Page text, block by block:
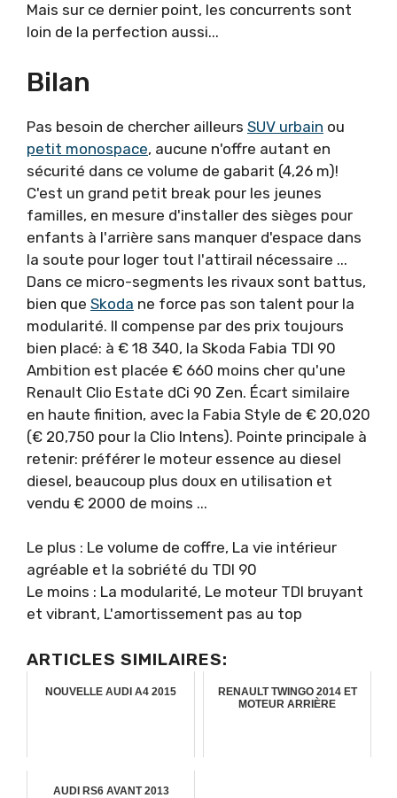
Mais sur ce dernier point, les concurrents sont
loin de la perfection aussi...
Bilan
Pas besoin de chercher ailleurs SUV urbain ou
petit monospace, aucune n'offre autant en
sécurité dans ce volume de gabarit (4,26 m)!
C'est un grand petit break pour les jeunes
familles, en mesure d'installer des sièges pour
enfants à l'arrière sans manquer d'espace dans
la soute pour loger tout l'attirail nécessaire ...
Dans ce micro-segments les rivaux sont battus,
bien que Skoda ne force pas son talent pour la
modularité. Il compense par des prix toujours
bien placé: à € 18 340, la Skoda Fabia TDI 90
Ambition est placée € 660 moins cher qu'une
Renault Clio Estate dCi 90 Zen. Écart similaire
en haute finition, avec la Fabia Style de € 20,020
(€ 20,750 pour la Clio Intens). Pointe principale à
retenir: préférer le moteur essence au diesel
diesel, beaucoup plus doux en utilisation et
vendu € 2000 de moins ...
Le plus : Le volume de coffre, La vie intérieur
agréable et la sobriété du TDI 90
Le moins : La modularité, Le moteur TDI bruyant
et vibrant, L'amortissement pas au top
ARTICLES SIMILAIRES:
NOUVELLE AUDI A4 2015
RENAULT TWINGO 2014 ET
MOTEUR ARRIÈRE
AUDI RS6 AVANT 2013